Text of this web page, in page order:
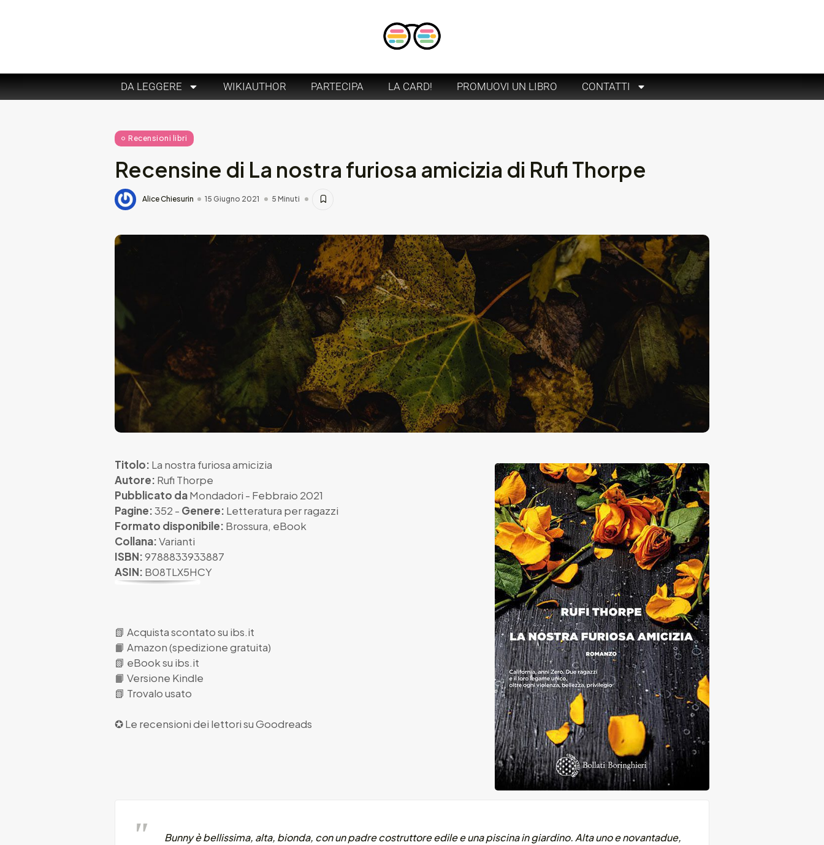
DA LEGGERE WIKIAUTHOR PARTECIPA LA CARD! PROMUOVI UN LIBRO CONTATTI
Recensioni libri
Recensine di La nostra furiosa amicizia di Rufi Thorpe
Alice Chiesurin 15 Giugno 2021 5 Minuti
Titolo: La nostra furiosa amicizia
Autore: Rufi Thorpe
Pubblicato daMondadori - Febbraio 2021
Pagine:352 - Genere: Letteratura per ragazzi
Formato disponibile: Brossura, eBook
Collana:Varianti
ISBN:9788833933887
ASIN: B08TLX5HCY
📗 Acquista scontato su ibs.it
📙 Amazon (spedizione gratuita)
📗 eBook su ibs.it
📙 Versione Kindle
📗 Trovalo usato
✪ Le recensioni dei lettori suGoodreads
Bunny è bellissima, alta, bionda, con un padre costruttore edile e una piscina in giardino. Alta uno e novantadue,